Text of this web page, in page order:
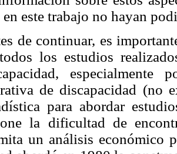
en este trabajo no hayan
de continuar, es
los estudios
de discapacidad (no
para abordar
la dificultad de
un análisis económico